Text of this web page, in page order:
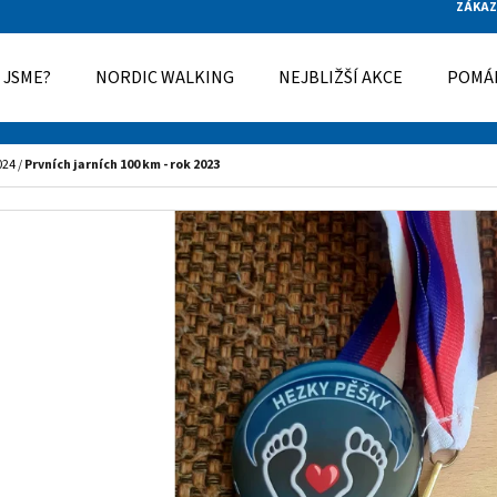
NORDIC WALKING NEJBLIŽŠÍ AKCE
/Prvních jarních 100 km - rok 2023
POTŘEBUJETE NAJÍT?
HLEDAT
DOPORUČUJEME